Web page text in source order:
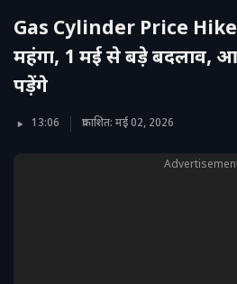
Gas Cylinder Price
महंगा, 1 मई से बड़े बदलाव,
पड़ेंगे
13:06 प्रकाशित: मई 02, 2026